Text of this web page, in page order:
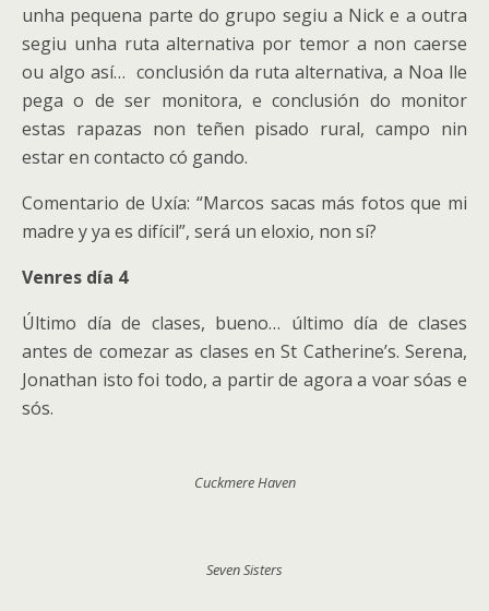
unha pequena parte do grupo segiu a Nick e a outra
segiu unha ruta alternativa por temor a non caerse
ou algo así… conclusión da ruta alternativa, a Noa lle
pega o de ser monitora, e conclusión do monitor
estas rapazas non teñen pisado rural, campo nin
estar en contacto có gando.
Comentario de Uxía: “Marcos sacas más fotos que mi
madre y ya es difícil”, será un eloxio, non sí?
Venres día 4
Último día de clases, bueno… último día de clases
antes de comezar as clases en St Catherine’s. Serena,
Jonathan isto foi todo, a partir de agora a voar sóas e
sós.
Cuckmere Haven
Seven Sisters